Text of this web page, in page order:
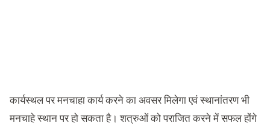
कार्यस्थल पर मनचाहा कार्य करने का अवसर मिलेगा एवं स्थानांतरण भी
मनचाहे स्थान पर हो सकता है। शत्रुओं को पराजित करने में सफल होंगे